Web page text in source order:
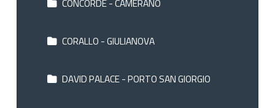
CORALLO - GIULIANOVA
DAVID PALACE - PORTO SAN GIORGIO